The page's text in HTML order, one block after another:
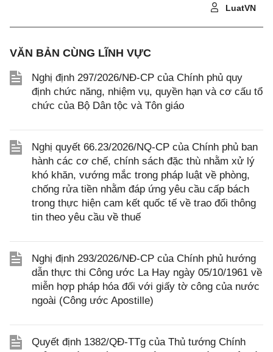
LuatVN
VĂN BẢN CÙNG LĨNH VỰC
Nghị định 297/2026/NĐ-CP của Chính phủ quy
định chức năng, nhiệm vụ, quyền hạn và cơ cấu tổ
chức của Bộ Dân tộc và Tôn giáo
Nghị quyết 66.23/2026/NQ-CP của Chính phủ ban
hành các cơ chế, chính sách đặc thù nhằm xử lý
khó khăn, vướng mắc trong pháp luật về phòng,
chống rửa tiền nhằm đáp ứng yêu cầu cấp bách
trong thực hiện cam kết quốc tế về trao đổi thông
tin theo yêu cầu về thuế
Nghị định 293/2026/NĐ-CP của Chính phủ hướng
dẫn thực thi Công ước La Hay ngày 05/10/1961 về
miễn hợp pháp hóa đối với giấy tờ công của nước
ngoài (Công ước Apostille)
Quyết định 1382/QĐ-TTg của Thủ tướng Chính